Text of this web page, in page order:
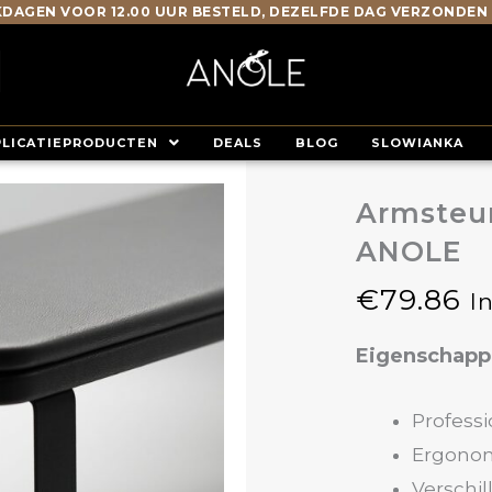
VOOR 12.00 UUR BESTELD, DEZELFDE DAG VERZONDEN
DEALS BLOG SLOWIANKA
ANOLE
€79.86